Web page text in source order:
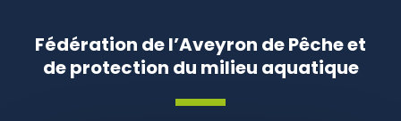
Fédération de l’Aveyron de Pêche et
de protection du milieu aquatique